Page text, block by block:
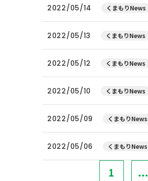
2022/05/14 くまもりNews
2022/05/13 くまもりNews
2022/05/12 くまもりNews
2022/05/10 くまもりNews
2022/05/09 くまもりNews
2022/05/06 くまもりNews
1 ...